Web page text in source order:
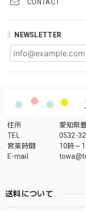
CONTACT
NEWSLETTER
住所
愛知県
TEL
0532-
営業時間
10時～
E-mail
送料について